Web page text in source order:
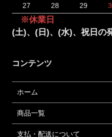
27
28 29
※休業日
(土)、(日)、(水)、祝日の
コンテンツ
ホーム
商品一覧
支払・配送について